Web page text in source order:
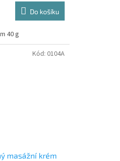
Do košíku
40 g
masážní krém
Kód: 0104A